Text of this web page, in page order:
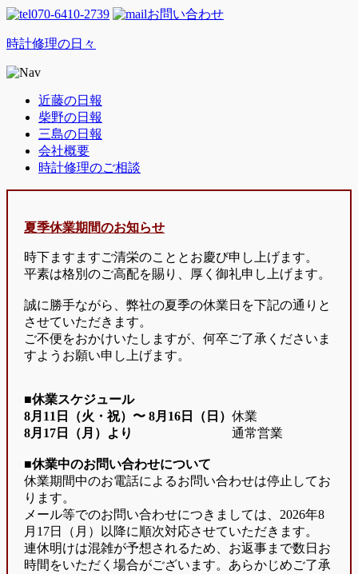
070-6410-2739 お問い合わせ
時計修理の日々
近藤の日報
柴野の日報
三島の日報
会社概要
時計修理のご相談
夏季休業期間のお知らせ
時下ますますご清栄のこととお慶び申し上げます。
平素は格別のご高配を賜り、厚く御礼申し上げます。
誠に勝手ながら、弊社の夏季の休業日を下記の通りと
させていただきます。
ご不便をおかけいたしますが、何卒ご了承くださいま
すようお願い申し上げます。
■休業スケジュール
8月11日（火・祝）〜 8月16日（日） 休業
8月17日（月）より
通常営業
■休業中のお問い合わせについて
休業期間中のお電話によるお問い合わせは停止してお
ります。
メール等でのお問い合わせにつきましては、2026年8
月17日（月）以降に順次対応させていただきます。
連休明けは混雑が予想されるため、お返事まで数日お
時間をいただく場合がございます。あらかじめご了承